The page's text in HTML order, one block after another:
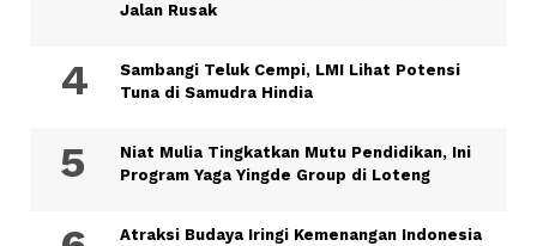
Jalan Rusak
Sambangi Teluk Cempi, LMI Lihat Potensi
Tuna di Samudra Hindia
Niat Mulia Tingkatkan Mutu Pendidikan, Ini
Program Yaga Yingde Group di Loteng
Atraksi Budaya Iringi Kemenangan Indonesia